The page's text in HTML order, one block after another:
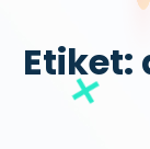
Etiket: